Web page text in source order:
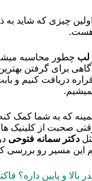
اولین چیزی که شاید
هست.
لب چطور محاسبه
برای گرفتن
دریافت کنیم و
همینه که به شما کمک
صحبت از کلینیک‌
دکتر سمانه فتوحی
این مسیر رو بررسی
بالا و پایین داره؟